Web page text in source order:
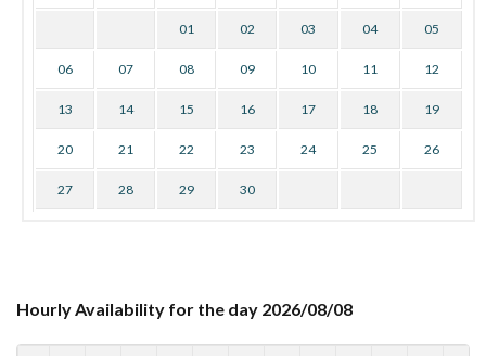
01 02 03 04 05
06 07 08 09 10 11 12
13 14 15 16 17 18 19
20 21 22 23 24 25 26
27 28 29 30
Hourly Availability for the day 2026/08/08